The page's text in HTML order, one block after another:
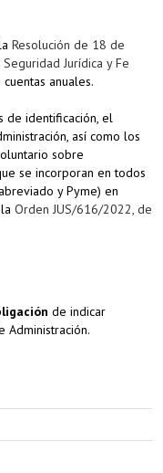
Resolución de 18 de
Jurídica y Fe
anuales.
de identificación, el
así como los
sobre
se incorporan en todos
y Pyme) en
Orden JUS/616/2022, de
de indicar
Administración.